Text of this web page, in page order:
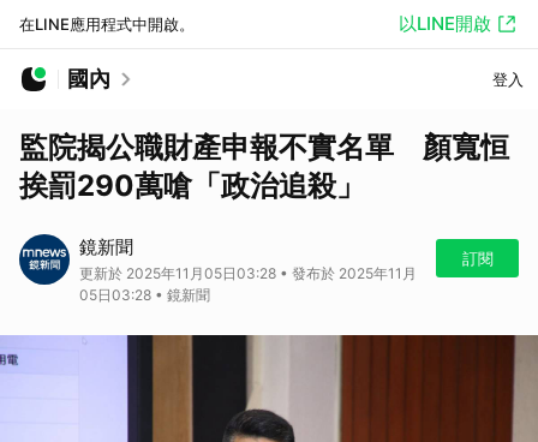
在LINE應用程式中開啟。 以LINE開啟
國內 登入
監院揭公職財產申報不實名單 顏寬恒
挨罰290萬嗆「政治追殺」
鏡新聞
更新於 2025年11月05日03:28 • 發布於 2025年11月
05日03:28 • 鏡新聞
訂閱